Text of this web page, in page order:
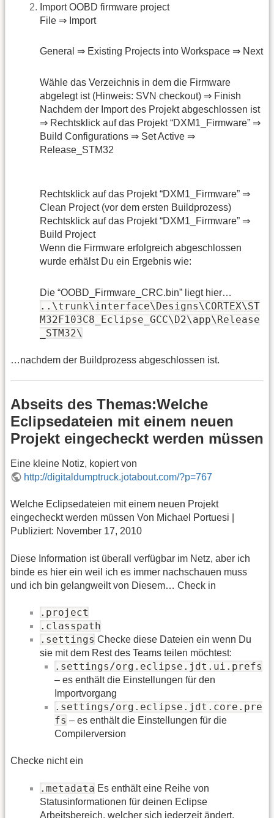
Import OOBD firmware project
File ⇒ Import
General ⇒ Existing Projects into Workspace ⇒ Next
Wähle das Verzeichnis in dem die Firmware
abgelegt ist (Hinweis: SVN checkout) ⇒ Finish
Nachdem der Import des Projekt abgeschlossen ist
⇒ Rechtsklick auf das Projekt “DXM1_Firmware” ⇒
Build Configurations ⇒ Set Active ⇒
Release_STM32
Rechtsklick auf das Projekt “DXM1_Firmware” ⇒
Clean Project (vor dem ersten Buildprozess)
Rechtsklick auf das Projekt “DXM1_Firmware” ⇒
Build Project
Wenn die Firmware erfolgreich abgeschlossen
wurde erhälst Du ein Ergebnis wie:
Die “OOBD_Firmware_CRC.bin” liegt hier…
..\trunk\interface\Designs\CORTEX\ST
M32F103C8_Eclipse_GCC\D2\app\Release
_STM32\
…nachdem der Buildprozess abgeschlossen ist.
Abseits des Themas:Welche
Eclipsedateien mit einem neuen
Projekt eingecheckt werden müssen
Eine kleine Notiz, kopiert von
http://digitaldumptruck.jotabout.com/?p=767
Welche Eclipsedateien mit einem neuen Projekt
eingecheckt werden müssen Von Michael Portuesi |
Publiziert: November 17, 2010
Diese Information ist überall verfügbar im Netz, aber ich
binde es hier ein weil ich es immer nachschauen muss
und ich bin gelangweilt von Diesem… Check in
.project
.classpath
.settings Checke diese Dateien ein wenn Du
sie mit dem Rest des Teams teilen möchtest:
.settings/org.eclipse.jdt.ui.prefs
– es enthält die Einstellungen für den
Importvorgang
.settings/org.eclipse.jdt.core.pre
fs – es enthält die Einstellungen für die
Compilerversion
Checke nicht ein
.metadata Es enthält eine Reihe von
Statusinformationen für deinen Eclipse
Arbeitsbereich, welcher sich jederzeit ändert.